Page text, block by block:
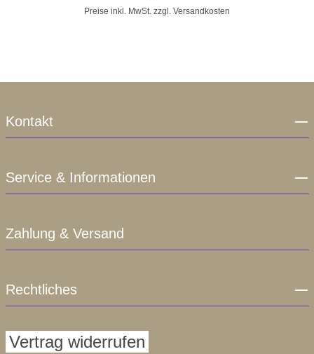
Preise inkl. MwSt. zzgl. Versandkosten
Kontakt
Service & Informationen
Zahlung & Versand
Rechtliches
Vertrag widerrufen